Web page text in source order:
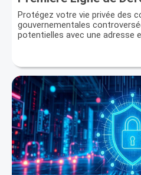
Profilage Numérique
Protégez votre vie privée des
gouvernementales
potentielles avec une adresse